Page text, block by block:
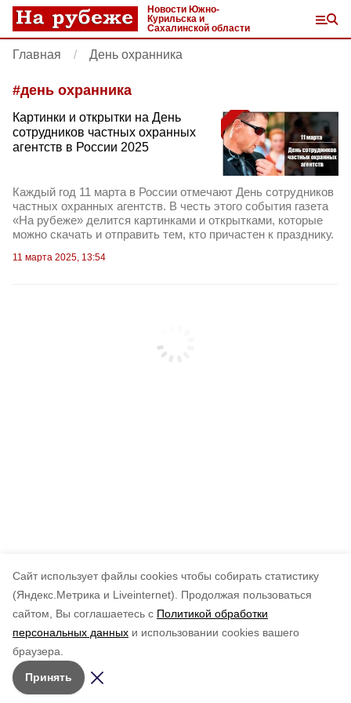
Cайт использует файлы cookies чтобы собирать статистику
(Яндекс.Метрика и Liveinternet).
Продолжая пользоваться
сайтом, Вы соглашаетесь с Политикой обработки
персональных данных и использовании cookies вашего
браузера.
Принять
Новости Южно-
Курильска и
Сахалинской области
Главная День охранника
#день охранника
Картинки и открытки на День
сотрудников частных охранных
агентств в России 2025
Каждый год 11 марта в России отмечают День сотрудников
частных охранных агентств. В честь этого события газета
«На рубеже» делится картинками и открытками, которые
можно скачать и отправить тем, кто причастен к празднику.
11 марта 2025, 13:54